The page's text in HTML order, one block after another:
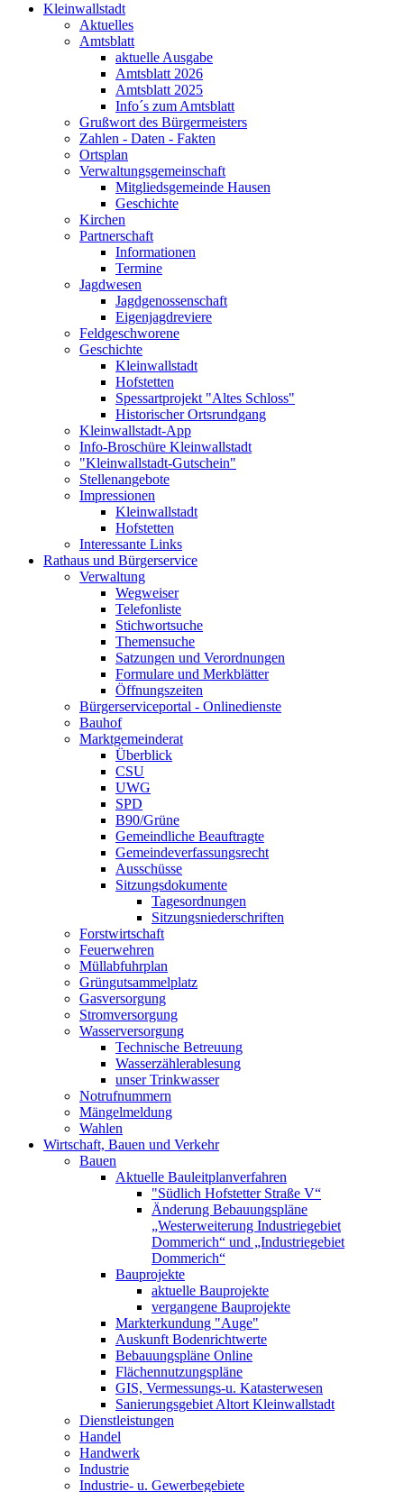
Kleinwallstadt
Aktuelles
Amtsblatt
aktuelle Ausgabe
Amtsblatt 2026
Amtsblatt 2025
Info´s zum Amtsblatt
Grußwort des Bürgermeisters
Zahlen - Daten - Fakten
Ortsplan
Verwaltungsgemeinschaft
Mitgliedsgemeinde Hausen
Geschichte
Kirchen
Partnerschaft
Informationen
Termine
Jagdwesen
Jagdgenossenschaft
Eigenjagdreviere
Feldgeschworene
Geschichte
Kleinwallstadt
Hofstetten
Spessartprojekt "Altes Schloss"
Historischer Ortsrundgang
Kleinwallstadt-App
Info-Broschüre Kleinwallstadt
"Kleinwallstadt-Gutschein"
Stellenangebote
Impressionen
Kleinwallstadt
Hofstetten
Interessante Links
Rathaus und Bürgerservice
Verwaltung
Wegweiser
Telefonliste
Stichwortsuche
Themensuche
Satzungen und Verordnungen
Formulare und Merkblätter
Öffnungszeiten
Bürgerserviceportal - Onlinedienste
Bauhof
Marktgemeinderat
Überblick
CSU
UWG
SPD
B90/Grüne
Gemeindliche Beauftragte
Gemeindeverfassungsrecht
Ausschüsse
Sitzungsdokumente
Tagesordnungen
Sitzungsniederschriften
Forstwirtschaft
Feuerwehren
Müllabfuhrplan
Grüngutsammelplatz
Gasversorgung
Stromversorgung
Wasserversorgung
Technische Betreuung
Wasserzählerablesung
unser Trinkwasser
Notrufnummern
Mängelmeldung
Wahlen
Wirtschaft, Bauen und Verkehr
Bauen
Aktuelle Bauleitplanverfahren
"Südlich Hofstetter Straße V“
Änderung Bebauungspläne
„Westerweiterung Industriegebiet
Dommerich“ und „Industriegebiet
Dommerich“
Bauprojekte
aktuelle Bauprojekte
vergangene Bauprojekte
Markterkundung "Auge"
Auskunft Bodenrichtwerte
Bebauungspläne Online
Flächennutzungspläne
GIS, Vermessungs-u. Katasterwesen
Sanierungsgebiet Altort Kleinwallstadt
Dienstleistungen
Handel
Handwerk
Industrie
Industrie- u. Gewerbegebiete